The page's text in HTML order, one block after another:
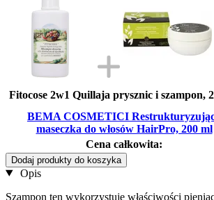
Fitocose 2w1 Quillaja prysznic i szampon,
BEMA COSMETICI
maseczka do włosów HairPro, 200 ml
Cena całkowita:
Dodaj produkty do koszyka
Opis
Szampon ten wykorzystuje właściwości